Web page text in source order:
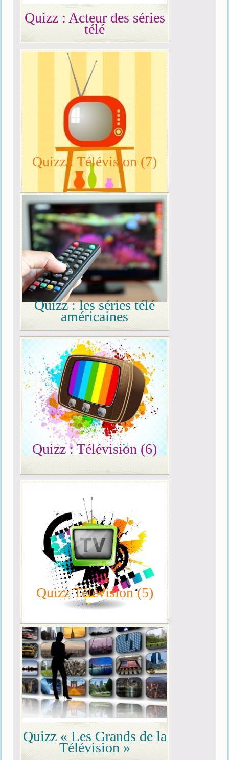
Quizz : Acteur des séries
télé
Quizz : Télévision (7)
Quizz : les séries télé
américaines
Quizz : Télévision (6)
Quizz Télévision (5)
Quizz « Les Grands de la
Télévision »